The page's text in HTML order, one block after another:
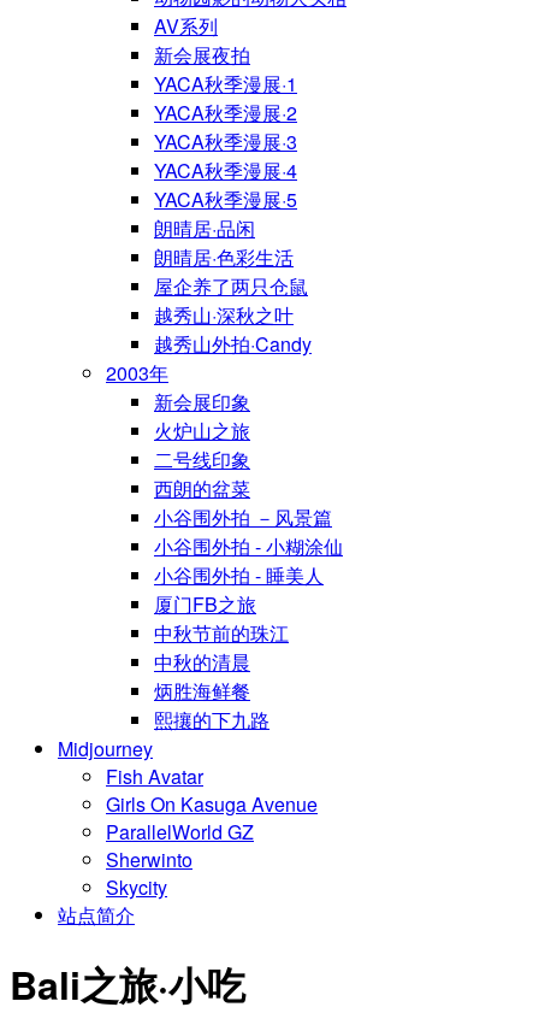
AV系列
新会展夜拍
YACA秋季漫展·1
YACA秋季漫展·2
YACA秋季漫展·3
YACA秋季漫展·4
YACA秋季漫展·5
朗晴居·品闲
朗晴居·色彩生活
屋企养了两只仓鼠
越秀山·深秋之叶
越秀山外拍·Candy
2003年
新会展印象
火炉山之旅
二号线印象
西朗的盆菜
小谷围外拍 －风景篇
小谷围外拍 - 小糊涂仙
小谷围外拍 - 睡美人
厦门FB之旅
中秋节前的珠江
中秋的清晨
炳胜海鲜餐
熙攘的下九路
Midjourney
Fish Avatar
Girls On Kasuga Avenue
ParallelWorld GZ
Sherwinto
Skycity
站点简介
Bali之旅·小吃